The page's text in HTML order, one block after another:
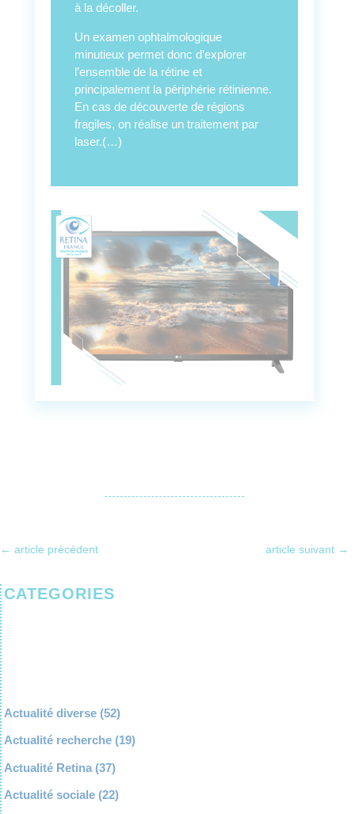
à la décoller.
Un examen ophtalmologique
minutieux permet donc d’explorer
l’ensemble de la rétine et
principalement la périphérie rétinienne.
En cas de découverte de régions
fragiles, on réalise un traitement par
laser.(…)
← article précédent article suivant →
CATEGORIES
Actualité diverse (52)
Actualité recherche (19)
Actualité Retina (37)
Actualité sociale (22)